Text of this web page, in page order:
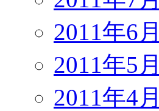
2011年6月
2011年5月
2011年4月